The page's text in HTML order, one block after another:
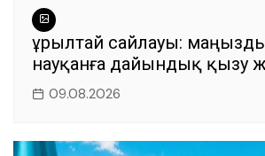
Құрылтай сайлауы:
науқанға дайындық қызу
09.08.2026